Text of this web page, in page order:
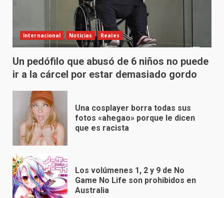
Internacional Noticias Reales
Un pedófilo que abusó de 6 niños no puede
ir a la cárcel por estar demasiado gordo
Una cosplayer borra todas sus
fotos «ahegao» porque le dicen
que es racista
Los volúmenes 1, 2 y 9 de No
Game No Life son prohibidos en
Australia